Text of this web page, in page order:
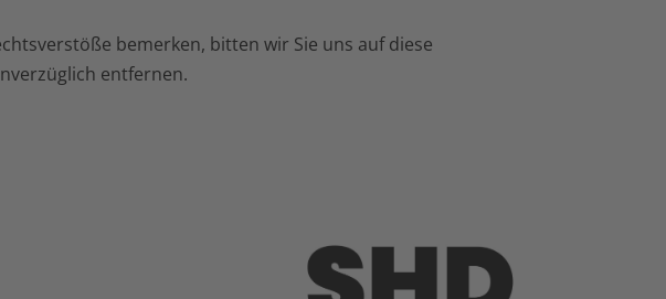
bemerken, bitten wir Sie uns auf diese
entfernen.